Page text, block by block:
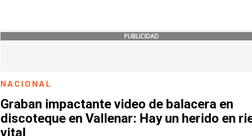
PUBLICIDAD
NACIONAL
Graban impactante video de balacera en
discoteque en Vallenar: Hay un herido en
vital